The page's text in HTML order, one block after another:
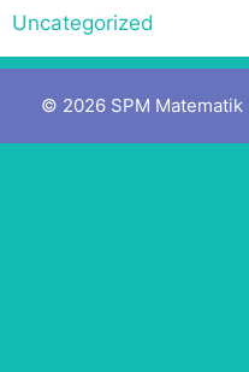
Uncategorized
© 2026 SPM Matematik